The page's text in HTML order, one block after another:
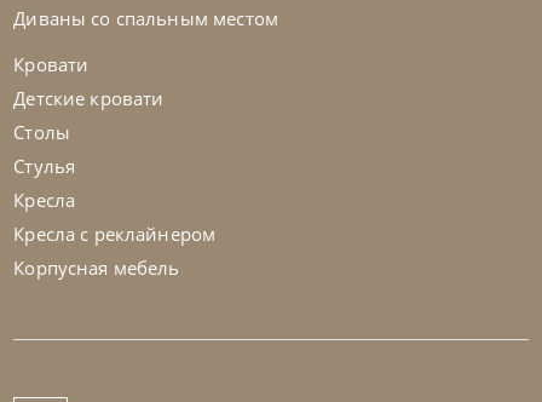
Стол Universe
Диваны со спальным местом
Кровати
Детские кровати
Столы
Стулья
Кресла
Кресла с реклайнером
Корпусная мебель